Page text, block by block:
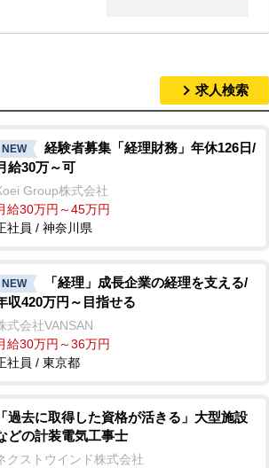
求人検索
NEW
経験者募集「経理財務」年休126日/
給30万～可
Group株式会社
給30万円～45万円
社員 / 神奈川県
NEW
「経理」成長企業の経理を支える/
収420万円～目指せる
式会社VANSAN
給30万円～36万円
社員 / 東京都
「過去に取得した資格が活きる」大型施設
どの計装電気工事士
クストウインド株式会社